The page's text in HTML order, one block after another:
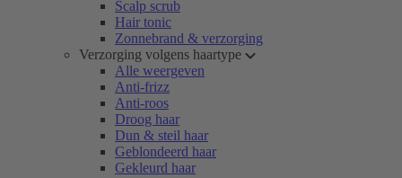
Scalp scrub
Hair tonic
Zonnebrand & verzorging
Verzorging volgens haartype
Alle weergeven
Anti-frizz
Anti-roos
Droog haar
Dun & steil haar
Geblondeerd haar
Gekleurd haar